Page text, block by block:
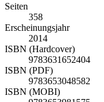
Seiten
358
Erscheinungsjahr
2014
ISBN (Hardcover)
9783631652404
ISBN (PDF)
9783653048582
ISBN (MOBI)